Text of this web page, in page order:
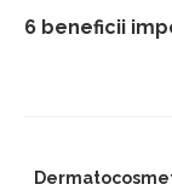
6 beneficii